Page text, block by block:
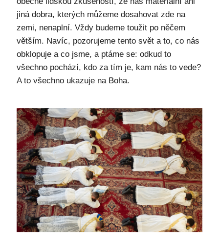
jiná dobra, kterých můžeme dosahovat zde na
zemi, nenaplní. Vždy budeme toužit po něčem
větším. Navíc, pozorujeme tento svět a to, co nás
obklopuje a co jsme, a ptáme se: odkud to
všechno pochází, kdo za tím je, kam nás to vede?
A to všechno ukazuje na Boha.